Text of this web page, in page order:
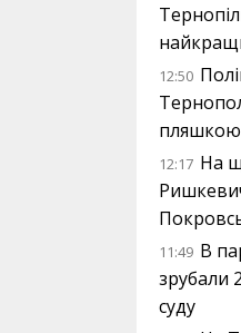
12:50
пляшкою
12:17 На
11:49 В
зрубали
суду